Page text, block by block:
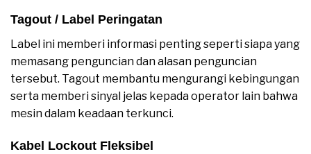
Tagout / Label Peringatan
Label ini memberi informasi penting seperti siapa yang
memasang penguncian dan alasan penguncian
tersebut. Tagout membantu mengurangi kebingungan
serta memberi sinyal jelas kepada operator lain bahwa
mesin dalam keadaan terkunci.
Kabel Lockout Fleksibel